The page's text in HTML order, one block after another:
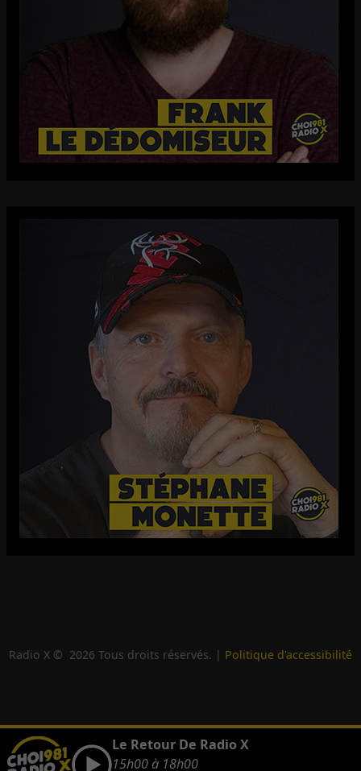
Radio X © 2026 Tous droits réservés. | Politique d'accessibilité
Le Retour De Radio X
15h00 à 18h00